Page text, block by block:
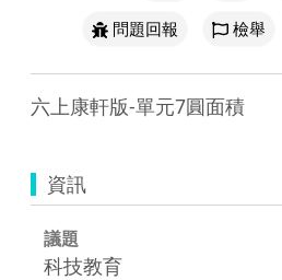
問題回報
檢舉
六上康軒版-單元7圓面積
資訊
議題
科技教育